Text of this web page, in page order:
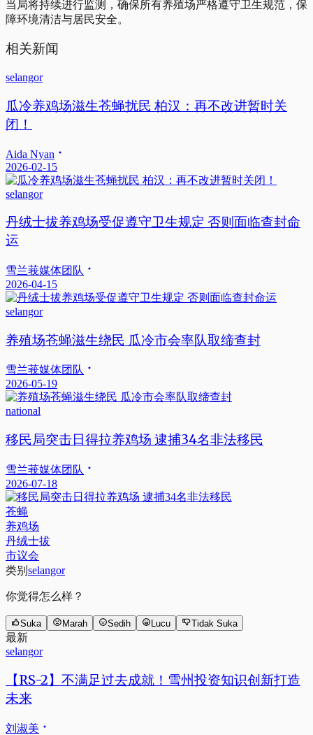
当局将持续进行监测，确保所有养殖场严格遵守卫生规范，保
障环境清洁与居民安全。
相关新闻
selangor
瓜冷养鸡场滋生苍蝇扰民 柏汉：再不改进暂时关
闭！
Aida Nyan
2026-02-15
selangor
丹绒士拔养鸡场受促遵守卫生规定 否则面临查封命
运
雪兰莪媒体团队
2026-04-15
selangor
养殖场苍蝇滋生绕民 瓜冷市会率队取缔查封
雪兰莪媒体团队
2026-05-19
national
移民局突击日得拉养鸡场 逮捕34名非法移民
雪兰莪媒体团队
2026-07-18
苍蝇
养鸡场
丹绒士拔
市议会
类别 selangor
你觉得怎么样？
Suka Marah Sedih Lucu Tidak Suka
最新
selangor
【RS-2】不满足过去成就！雪州投资知识创新打造
未来
刘淑美